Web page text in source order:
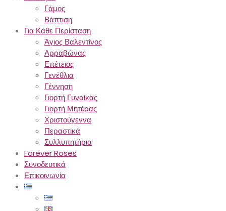
Γάμος
Βάπτιση
Για Κάθε Περίσταση
Άγιος Βαλεντίνος
Αρραβώνας
Επέτειος
Γενέθλια
Γέννηση
Γιορτή Γυναίκας
Γιορτή Μητέρας
Χριστούγεννα
Περαστικά
Συλλυπητήρια
Forever Roses
Συνοδευτικά
Επικοινωνία